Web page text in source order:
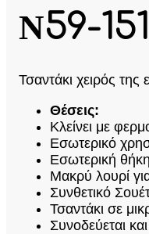
Ν59-
Τσαντάκι χειρός της
Θέσεις:
Κλείνει με
Εσωτερικό
Εσωτερική
Μακρύ λουρί
Συνθετικό
Τσαντάκι σε
Συνοδεύεται